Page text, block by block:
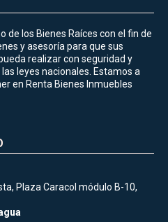
de los Bienes Raíces con el fin de
y asesoría para que sus
realizar con seguridad y
leyes nacionales. Estamos a
en Renta Bienes Inmuebles
Plaza Caracol módulo B-10,